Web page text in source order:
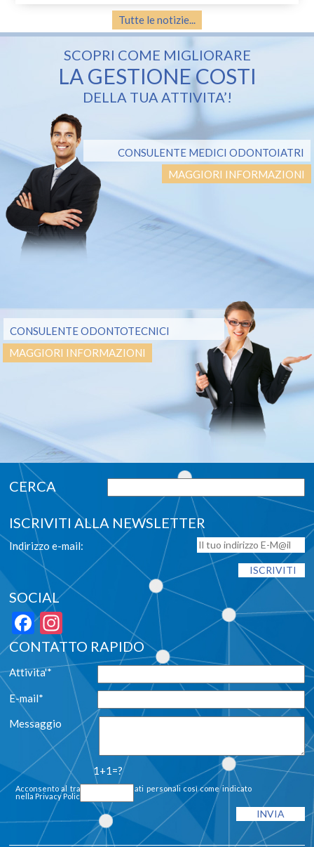
Tutte le notizie...
SCOPRI COME MIGLIORARE
LA GESTIONE COSTI
DELLA TUA ATTIVITA’!
CONSULENTE MEDICI ODONTOIATRI
MAGGIORI INFORMAZIONI
CONSULENTE ODONTOTECNICI
MAGGIORI INFORMAZIONI
ISCRIVITI ALLA NEWSLETTER
Indirizzo e-mail:
SOCIAL
Facebook
Instagram
CONTATTO RAPIDO
Attivita'*
E-mail*
Messaggio
1+1=?
Acconsento al trattamento dei dati personali così come indicato
nella Privacy Policy